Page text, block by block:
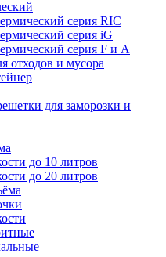
серия RIC
серия iG
серия F и А
отходов и мусора
для заморозки и
до 10 литров
до 20 литров